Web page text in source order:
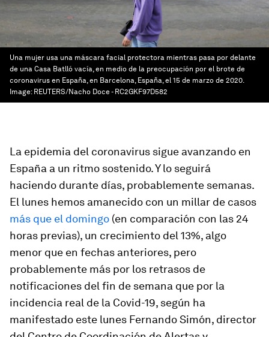
Una mujer usa una máscara facial protectora mientras pasa por delante
de una Casa Batlló vacía, en medio de la preocupación por el brote de
coronavirus en España, en Barcelona, España, el 15 de marzo de 2020.
Image: REUTERS/Nacho Doce - RC2GKF97D582
La epidemia del coronavirus sigue avanzando en
España a un ritmo sostenido. Y lo seguirá
haciendo durante días, probablemente semanas.
El lunes hemos amanecido con un millar de casos
más que el domingo (en comparación con las 24
horas previas), un crecimiento del 13%, algo
menor que en fechas anteriores, pero
probablemente más por los retrasos de
notificaciones del fin de semana que por la
incidencia real de la Covid-19, según ha
manifestado este lunes Fernando Simón, director